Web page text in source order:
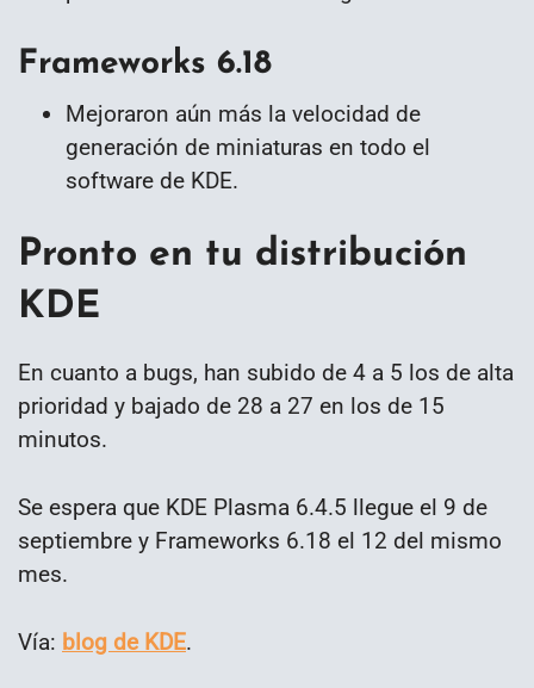
Frameworks 6.18
Mejoraron aún más la velocidad de
generación de miniaturas en todo el
software de KDE.
Pronto en tu distribución
KDE
En cuanto a bugs, han subido de 4 a 5 los de alta
prioridad y bajado de 28 a 27 en los de 15
minutos.
Se espera que KDE Plasma 6.4.5 llegue el 9 de
septiembre y Frameworks 6.18 el 12 del mismo
mes.
Vía: blog de KDE.